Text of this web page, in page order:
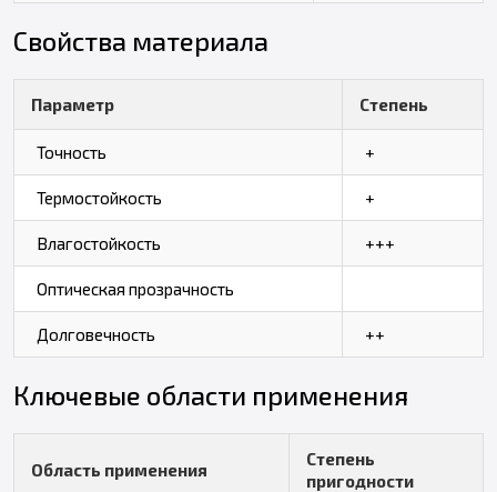
Свойства материала
Параметр Степень
Точность +
Термостойкость +
Влагостойкость +++
Оптическая прозрачность
Долговечность ++
Ключевые области применения
Область применения
Степень
пригодности